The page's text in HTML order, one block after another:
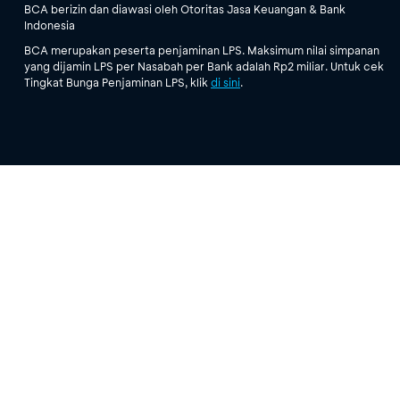
BCA berizin dan diawasi oleh Otoritas Jasa Keuangan & Bank
Indonesia
BCA merupakan peserta penjaminan LPS. Maksimum nilai simpanan
yang dijamin LPS per Nasabah per Bank adalah Rp2 miliar. Untuk cek
Tingkat Bunga Penjaminan LPS, klik di sini.